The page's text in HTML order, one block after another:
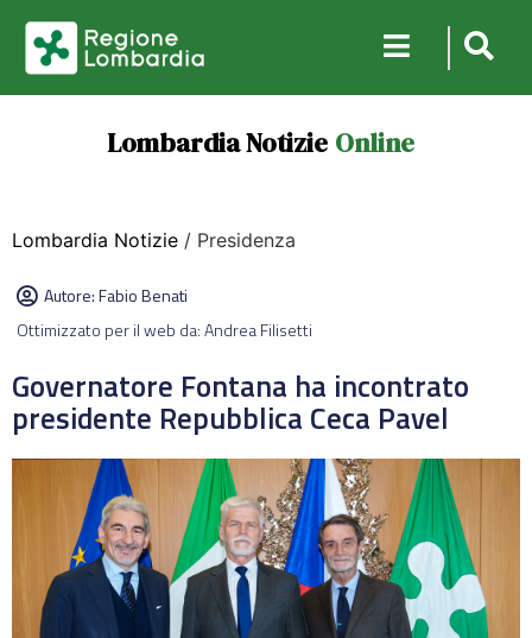
Lombardia Notizie Online
Lombardia Notizie / Presidenza
Autore:Fabio Benati
Ottimizzato per il web da: Andrea Filisetti
Governatore Fontana ha incontrato
presidente Repubblica Ceca Pavel